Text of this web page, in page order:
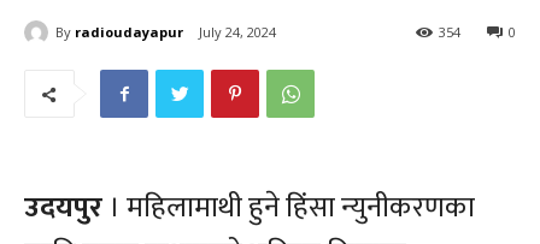
By radioudayapur July 24, 2024 0
354
उदयपुर । महिलामाथी हुने हिंसा न्युनीकरणका